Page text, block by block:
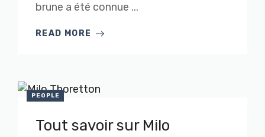
brune a été connue ...
READ MORE
PEOPLE
Tout savoir sur Milo